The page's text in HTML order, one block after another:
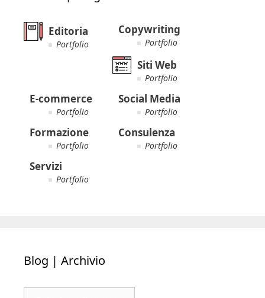
Editoria
Portfolio
Copywriting
Portfolio
Siti Web
Portfolio
E-commerce
Portfolio
Social Media
Portfolio
Formazione
Portfolio
Consulenza
Portfolio
Servizi
Portfolio
Blog | Archivio